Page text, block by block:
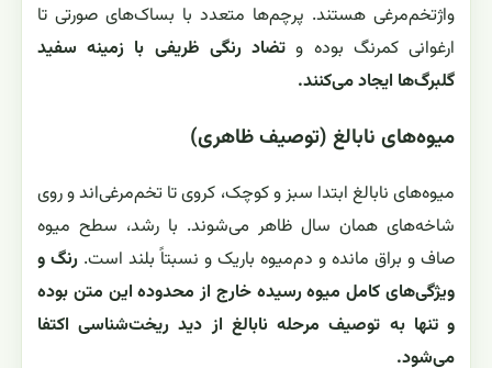
واژتخم‌مرغی هستند. پرچم‌ها متعدد با بساک‌های صورتی تا
ارغوانی کمرنگ بوده و تضاد رنگی ظریفی با زمینه سفید
گلبرگ‌ها ایجاد می‌کنند.
میوه‌های نابالغ (توصیف ظاهری)
میوه‌های نابالغ ابتدا سبز و کوچک، کروی تا تخم‌مرغی‌اند و روی
شاخه‌های همان سال ظاهر می‌شوند. با رشد، سطح میوه
صاف و براق مانده و دم‌میوه باریک و نسبتاً بلند است.رنگ و
ویژگی‌های کامل میوه رسیده خارج از محدوده این متن بوده
و تنها به توصیف مرحله نابالغ از دید ریخت‌شناسی اکتفا
می‌شود.